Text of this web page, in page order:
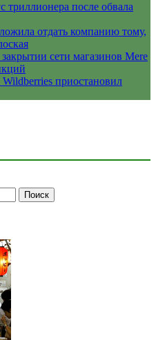
триллионера после обвала
отдать компанию тому,
сети магазинов Mere
приостановил